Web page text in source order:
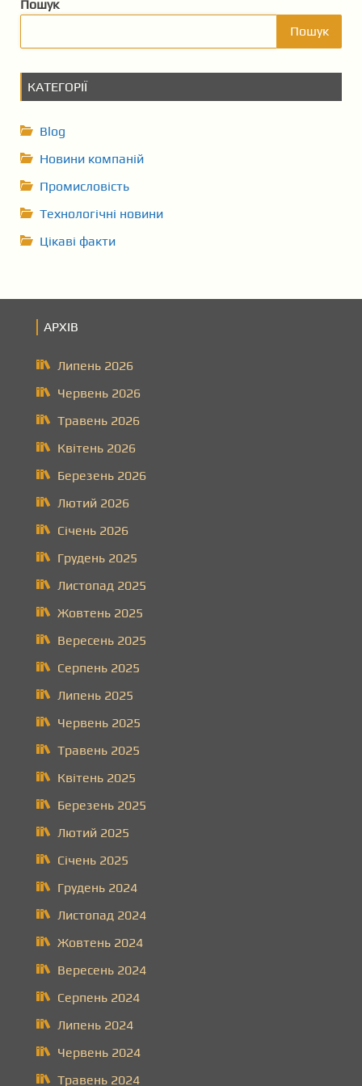
Пошук
Пошук
КАТЕГОРІЇ
Blog
Новини компаній
Промисловість
Технологічні новини
Цікаві факти
АРХІВ
Липень 2026
Червень 2026
Травень 2026
Квітень 2026
Березень 2026
Лютий 2026
Січень 2026
Грудень 2025
Листопад 2025
Жовтень 2025
Вересень 2025
Серпень 2025
Липень 2025
Червень 2025
Травень 2025
Квітень 2025
Березень 2025
Лютий 2025
Січень 2025
Грудень 2024
Листопад 2024
Жовтень 2024
Вересень 2024
Серпень 2024
Липень 2024
Червень 2024
Травень 2024